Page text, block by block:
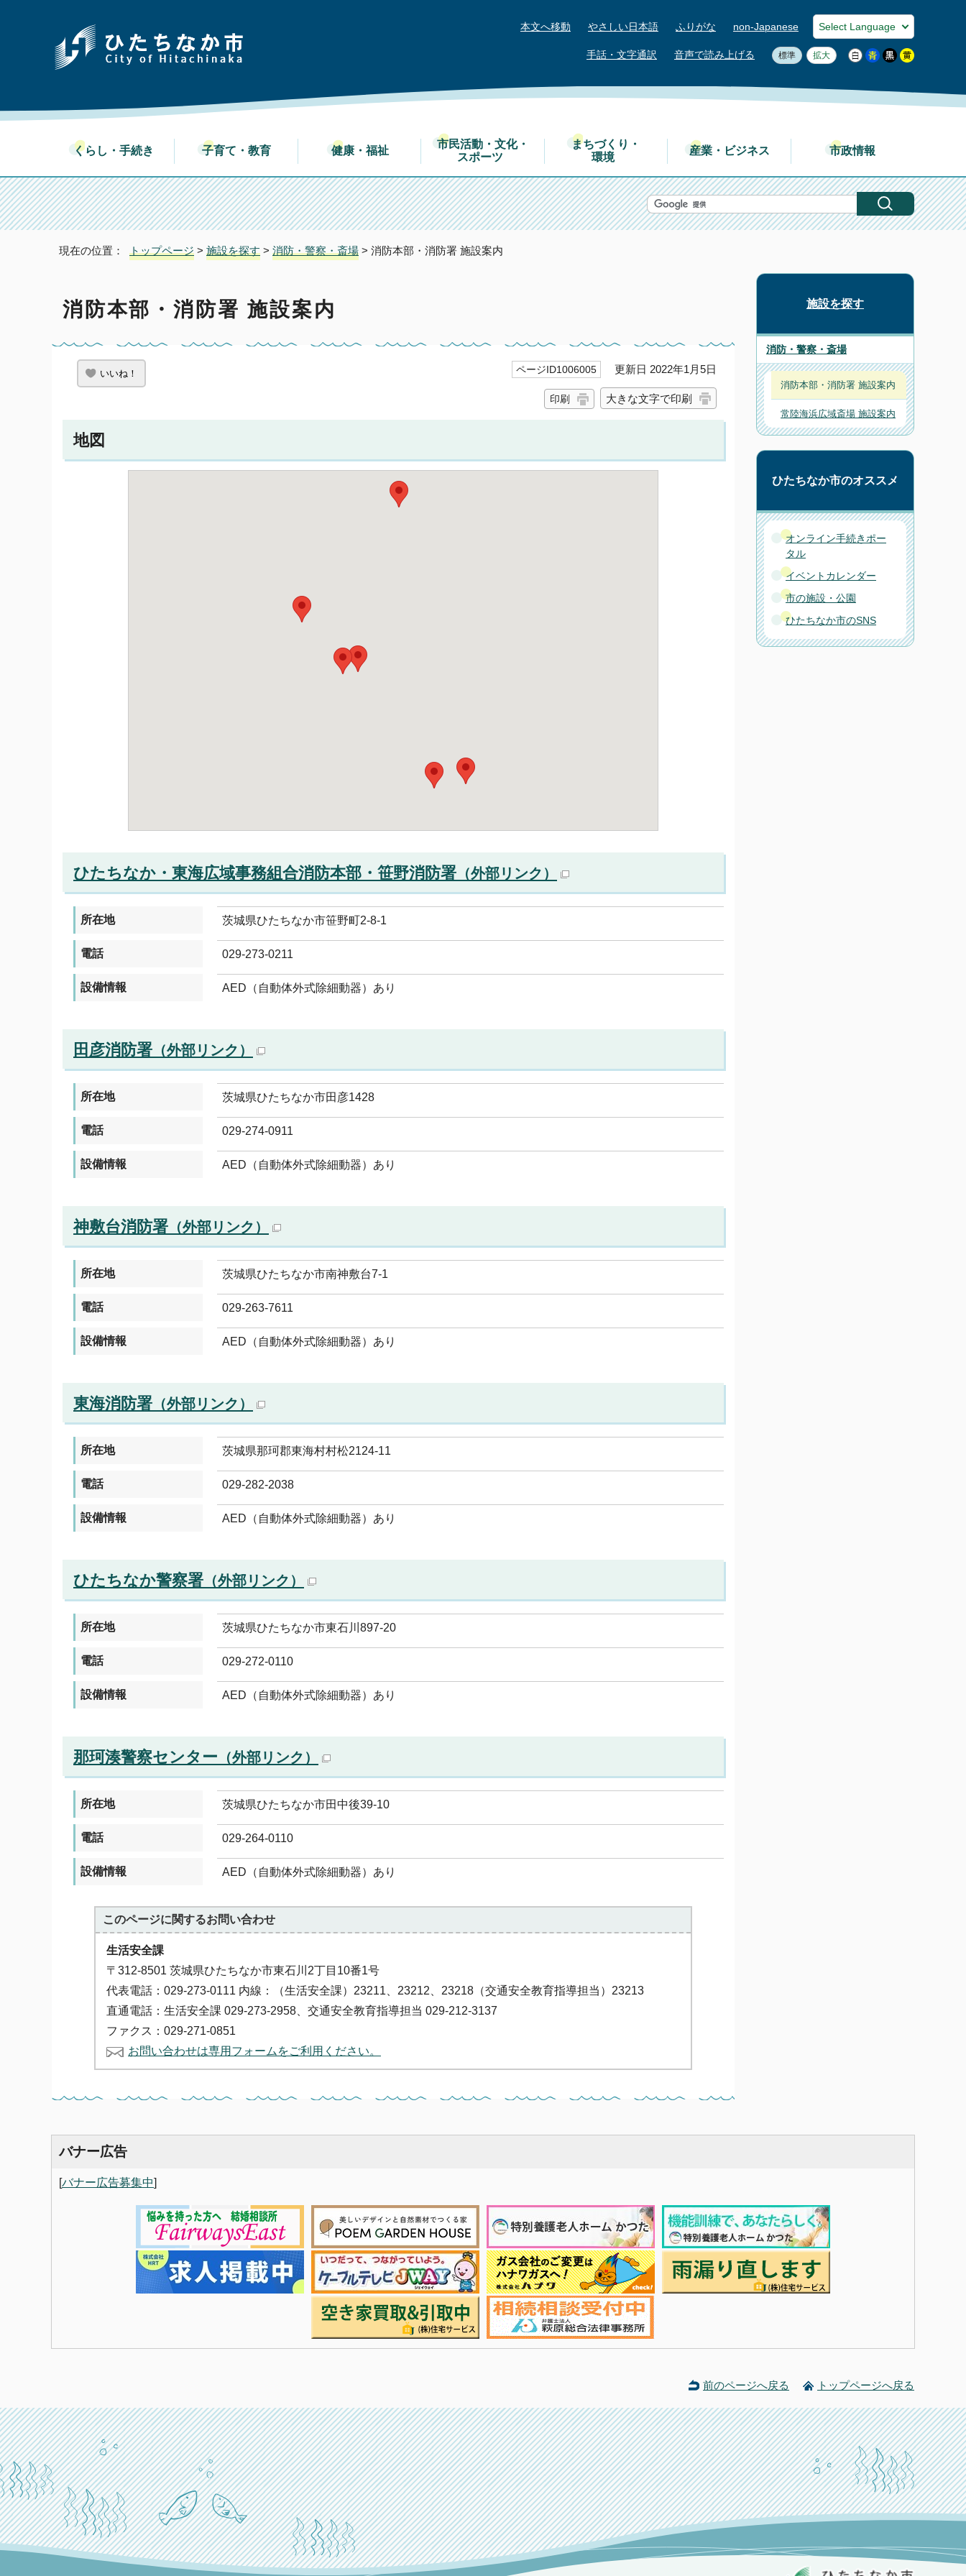
本文へ移動 やさしい日本語 ふりがな non-Japanese
手話・文字通訳 音声で読み上げる 標準 拡大
くらし・手続き 子育て・教育 健康・福祉
市民活動・文化・
スポーツ
まちづくり・
環境
産業・ビジネス 市政情報
現在の位置： トップページ > 施設を探す > 消防・警察・斎場 > 消防本部・消防署 施設案内
消防本部・消防署 施設案内
いいね！ ページID1006005 更新日 2022年1月5日
印刷 大きな文字で印刷
地図
ひたちなか・東海広域事務組合消防本部・笹野消防署 （外部リンク）
所在地 茨城県ひたちなか市笹野町2-8-1
電話 029-273-0211
設備情報 AED（自動体外式除細動器）あり
田彦消防署 （外部リンク）
所在地 茨城県ひたちなか市田彦1428
電話 029-274-0911
設備情報 AED（自動体外式除細動器）あり
神敷台消防署 （外部リンク）
所在地 茨城県ひたちなか市南神敷台7-1
電話 029-263-7611
設備情報 AED（自動体外式除細動器）あり
東海消防署 （外部リンク）
所在地 茨城県那珂郡東海村村松2124-11
電話 029-282-2038
設備情報 AED（自動体外式除細動器）あり
ひたちなか警察署 （外部リンク）
所在地 茨城県ひたちなか市東石川897-20
電話 029-272-0110
設備情報 AED（自動体外式除細動器）あり
那珂湊警察センター （外部リンク）
所在地 茨城県ひたちなか市田中後39-10
電話 029-264-0110
設備情報 AED（自動体外式除細動器）あり
このページに関するお問い合わせ
生活安全課
〒312-8501 茨城県ひたちなか市東石川2丁目10番1号
代表電話：029-273-0111 内線：（生活安全課）23211、23212、23218（交通安全教育指導担当）23213
直通電話：生活安全課 029-273-2958、交通安全教育指導担当 029-212-3137
ファクス：029-271-0851
お問い合わせは専用フォームをご利用ください。
施設を探す
消防・警察・斎場
消防本部・消防署 施設案内
常陸海浜広域斎場 施設案内
ひたちなか市のオススメ
オンライン手続きポー
タル
イベントカレンダー
市の施設・公園
ひたちなか市のSNS
バナー広告
[バナー広告募集中]
前のページへ戻る トップページへ戻る